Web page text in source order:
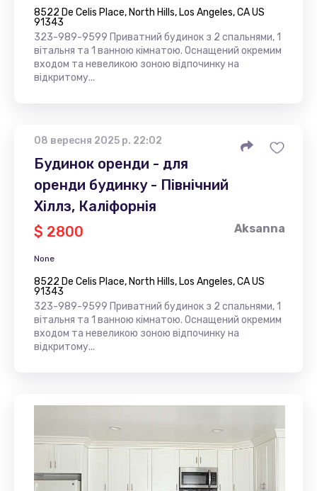
8522 De Celis Place, North Hills, Los Angeles, CA US
91343
323-989-9599 Приватний будинок з 2 спальнями, 1
вітальня та 1 ванною кімнатою. Оснащений окремим
входом та невеликою зоною відпочинку на
відкритому...
08 вересня 2025 р. 22:02
Будинок оренди - для
оренди будинку - Північний
Хіллз, Каліфорнія
$ 2800
Aksanna
None
8522 De Celis Place, North Hills, Los Angeles, CA US
91343
323-989-9599 Приватний будинок з 2 спальнями, 1
вітальня та 1 ванною кімнатою. Оснащений окремим
входом та невеликою зоною відпочинку на
відкритому...